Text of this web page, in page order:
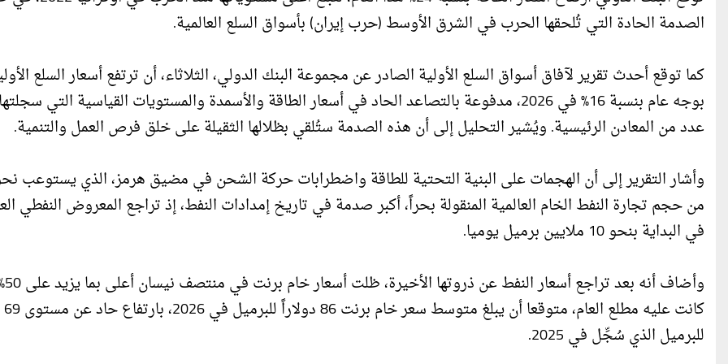
الصدمة الحادة التي تُلحقها الحرب في الشرق الأوسط (حرب إيران) بأسواق السلع العالمية.
كما توقع أحدث تقرير لآفاق أسواق السلع الأولية الصادر عن مجموعة البنك الدولي، الثلاثاء، أن ترتفع أسعار السلع
بوجه عام بنسبة 16% في 2026، مدفوعة بالتصاعد الحاد في أسعار الطاقة والأسمدة والمستويات القياسية التي
عدد من المعادن الرئيسية. ويُشير التحليل إلى أن هذه الصدمة ستُلقي بظلالها الثقيلة على خلق فرص العمل والتنمية.
من حجم تجارة النفط الخام العالمية المنقولة بحراً، أكبر صدمة في تاريخ إمدادات النفط، إذ تراجع المعروض النفطي
في البداية بنحو 10 ملايين برميل يوميا.
وأضاف أنه
للبرميل الذي سُجِّل في 2025.